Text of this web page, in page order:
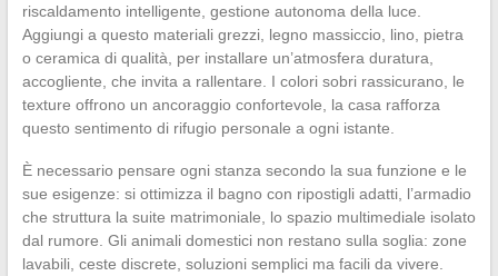
riscaldamento intelligente, gestione autonoma della luce.
Aggiungi a questo materiali grezzi, legno massiccio, lino, pietra
o ceramica di qualità, per installare un’atmosfera duratura,
accogliente, che invita a rallentare. I colori sobri rassicurano, le
texture offrono un ancoraggio confortevole, la casa rafforza
questo sentimento di rifugio personale a ogni istante.
È necessario pensare ogni stanza secondo la sua funzione e le
sue esigenze: si ottimizza il bagno con ripostigli adatti, l’armadio
che struttura la suite matrimoniale, lo spazio multimediale isolato
dal rumore. Gli animali domestici non restano sulla soglia: zone
lavabili, ceste discrete, soluzioni semplici ma facili da vivere.